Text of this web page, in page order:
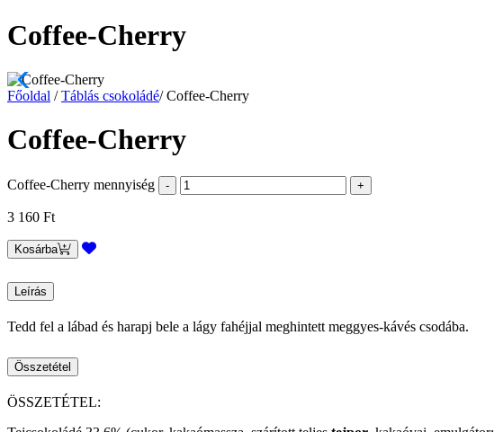
Coffee-Cherry
Főoldal / Táblás csokoládé/ Coffee-Cherry
Coffee-Cherry
Coffee-Cherry mennyiség
3 160 Ft
Kosárba
Leírás
Tedd fel a lábad és harapj bele a lágy fahéjjal meghintett meggyes-kávés csodába.
Összetétel
ÖSSZETÉTEL: